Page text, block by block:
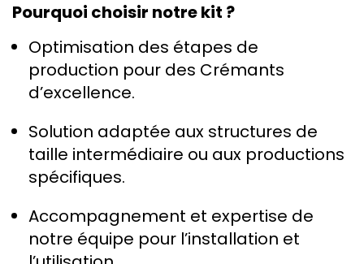
Pourquoi choisir notre kit ?
Optimisation des étapes de
production pour des Crémants
d’excellence.
Solution adaptée aux structures de
taille intermédiaire ou aux productions
spécifiques.
Accompagnement et expertise de
notre équipe pour l’installation et